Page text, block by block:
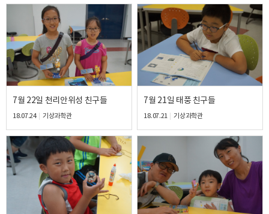
7월 22일 천리안위성 친구들
18.07.24 기상과학관
7월 21일 태풍 친구들
18.07.21 기상과학관